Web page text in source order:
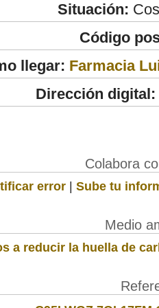
Situación:
Código
llegar: Farmacia
Dirección digital:
Colabora
error | Sube tu
Medio
a reducir la huella de